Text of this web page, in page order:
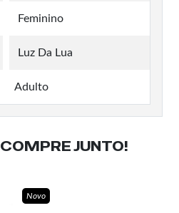
Feminino
Luz Da Lua
Adulto
COMPRE JUNTO!
Novo